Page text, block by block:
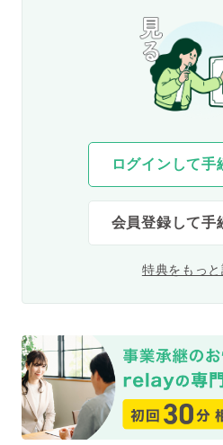
特典をもっと
会員登録して手
ログインして手